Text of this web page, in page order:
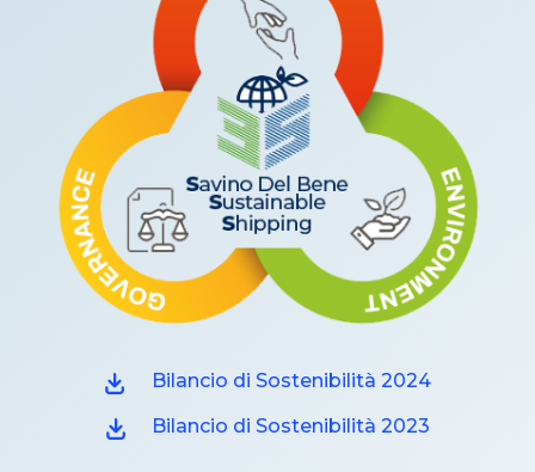
Bilancio di Sostenibilità 2024
Bilancio di Sostenibilità 2023